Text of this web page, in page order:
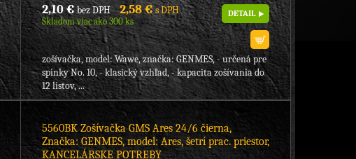
2,10 €bez DPH 2,58 €s DPH
Skladom viac ako 300 ks
DETAIL
zošívačka, model: Wawe, značka: GENMES, - určená pre
spinky No. 10, - klasický vzhľad, - kapacita zošívania do
12 listov, ...
5560BK Zošívačka GMS Ares 24/6 čierna,
Značka: GENMES, model: Ares, šetrí prac. priestor,
KANCELÁRSKE POTREBY